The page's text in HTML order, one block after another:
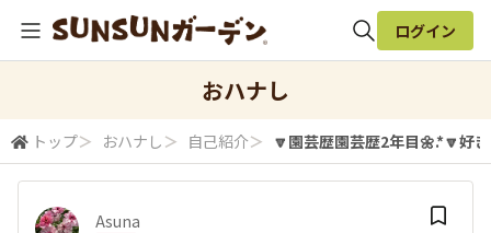
検索
ログイン
おハナし
トップ＞ おハナし ＞ 自己紹介＞ 🔽園芸歴園芸歴2年目🌼.*🔽好
Asuna